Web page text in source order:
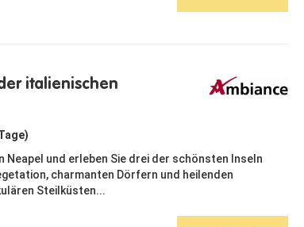
italienischen
Neapel und erleben Sie drei der schönsten Inseln
charmanten Dörfern und heilenden
Steilküsten...